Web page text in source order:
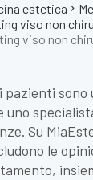
estetica
viso non
viso non
pazienti
uno
Su
le